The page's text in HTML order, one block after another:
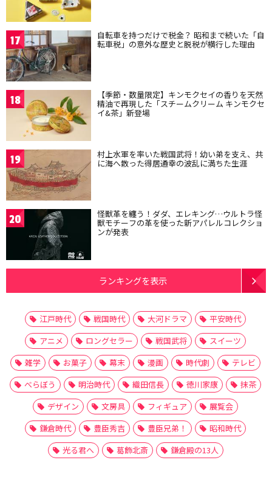
17 自転車を持つだけで税金？ 昭和まで続いた「自
転車税」の意外な歴史と脱税が横行した理由
18 【季節・数量限定】キンモクセイの香りを天然
精油で再現した「スチームクリーム キンモクセ
イ&茶」新登場
19 村上水軍を率いた戦国武将！幼い弟を支え、共
に海へ散った得居通幸の波乱に満ちた生涯
20 怪獣革を纏う！ダダ、エレキング…ウルトラ怪
獣モチーフの革を使った新アパレルコレクショ
ンが発表
ランキングを表示
江戸時代 戦国時代 大河ドラマ
平安時代
アニメ
ロングセラー 戦国武将
スイーツ
雑学
お菓子 幕末 漫画 時代劇
テレビ
べらぼう
明治時代 織田信長 徳川家康
抹茶
デザイン
文房具 フィギュア
展覧会
鎌倉時代
豊臣秀吉 豊臣兄弟！
昭和時代
光る君へ
葛飾北斎 鎌倉殿の13人